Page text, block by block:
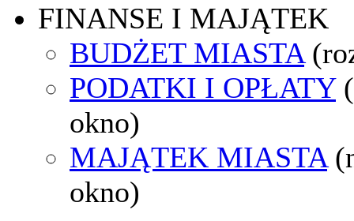
FINANSE I MAJĄTEK
BUDŻET MIASTA
PODATKI I OPŁATY
okno)
MAJĄTEK MIASTA
okno)